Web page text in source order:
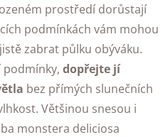
prostředí dorůstají
podmínkách vám mohou
zabrat půlku obýváku.
podmínky, dopřejte jí
bez přímých slunečních
Většinou snesou i
monstera deliciosa